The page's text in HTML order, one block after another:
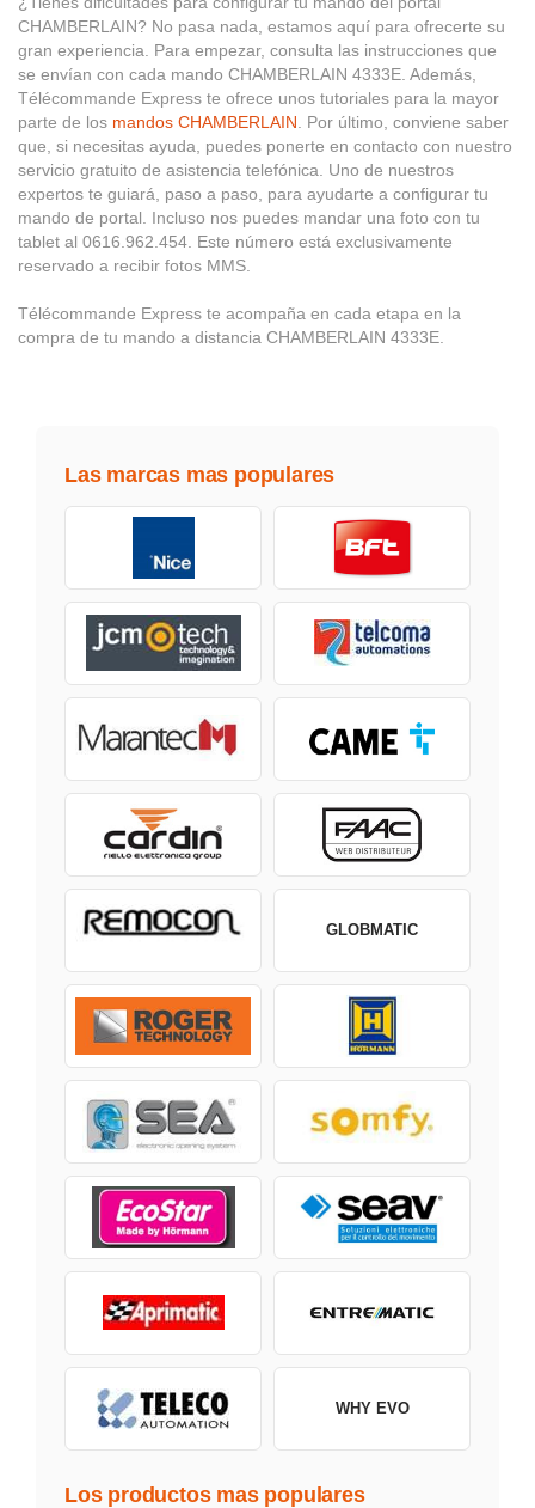
CHAMBERLAIN? No pasa nada, estamos aquí para ofrecerte su
gran experiencia. Para empezar, consulta las instrucciones que
se envían con cada mando CHAMBERLAIN 4333E. Además,
Télécommande Express te ofrece unos tutoriales para la mayor
parte de los mandos CHAMBERLAIN . Por último, conviene saber
que, si necesitas ayuda, puedes ponerte en contacto con nuestro
servicio gratuito de asistencia telefónica. Uno de nuestros
expertos te guiará, paso a paso, para ayudarte a configurar tu
mando de portal. Incluso nos puedes mandar una foto con tu
tablet al 0616.962.454. Este número está exclusivamente
reservado a recibir fotos MMS.
Télécommande Express te acompaña en cada etapa en la
compra de tu mando a distancia CHAMBERLAIN 4333E.
Las marcas mas populares
GLOBMATIC
WHY EVO
Los productos mas populares